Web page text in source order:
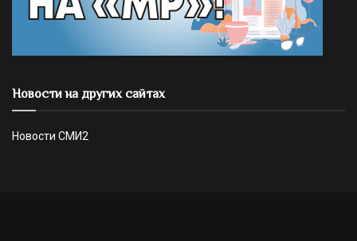
Новости на других сайтах
Новости СМИ2